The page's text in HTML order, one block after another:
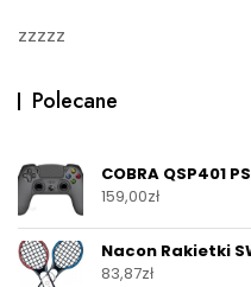
zzzzz
Polecane
COBRA QSP401
159,00zł
Nacon Rakietki
83,87zł